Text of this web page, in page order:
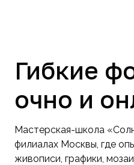
Гибкие
очно и
Мастерская-школа
филиалах Москвы, где
живописи, графики,